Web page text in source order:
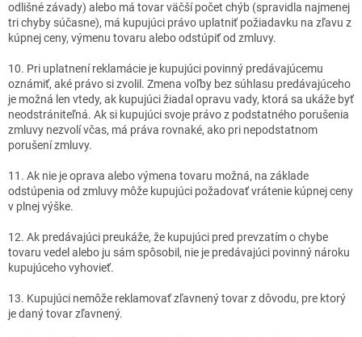
odlišné závady) alebo má tovar väčší počet chýb (spravidla najmenej
tri chyby súčasne), má kupujúci právo uplatniť požiadavku na zľavu z
kúpnej ceny, výmenu tovaru alebo odstúpiť od zmluvy.
10. Pri uplatnení reklamácie je kupujúci povinný predávajúcemu
oznámiť, aké právo si zvolil. Zmena voľby bez súhlasu predávajúceho
je možná len vtedy, ak kupujúci žiadal opravu vady, ktorá sa ukáže byť
neodstrániteľná. Ak si kupujúci svoje právo z podstatného porušenia
zmluvy nezvolí včas, má práva rovnaké, ako pri nepodstatnom
porušení zmluvy.
11. Ak nie je oprava alebo výmena tovaru možná, na základe
odstúpenia od zmluvy môže kupujúci požadovať vrátenie kúpnej ceny
v plnej výške.
12. Ak predávajúci preukáže, že kupujúci pred prevzatím o chybe
tovaru vedel alebo ju sám spôsobil, nie je predávajúci povinný nároku
kupujúceho vyhovieť.
13. Kupujúci nemôže reklamovať zľavnený tovar z dôvodu, pre ktorý
je daný tovar zľavnený.